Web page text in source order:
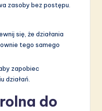
zasoby bez postępu.
się, że działania
tego samego
zapobiec
działań.
do